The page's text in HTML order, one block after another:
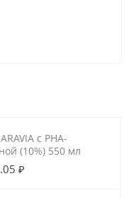
с РНА-
(10%) 550 мл
₽